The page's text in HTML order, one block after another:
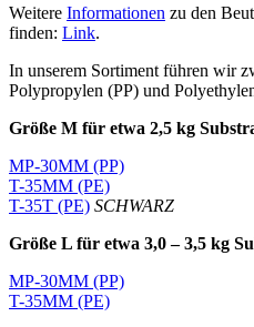
Weitere Informationen zu den
finden: Link.
In unserem Sortiment führen wir
Polypropylen (PP) und
Größe M für etwa 2,5 kg
MP-30MM (PP)
T-35MM (PE)
T-35T (PE) SCHWARZ
Größe L für etwa 3,0 – 3,5 kg
MP-30MM (PP)
T-35MM (PE)